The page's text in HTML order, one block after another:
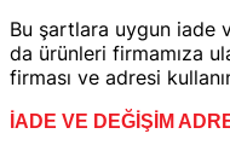
Bu şartlara uygun iade
da ürünleri firmamıza
firması ve adresi
İADE VE DEĞİŞİM